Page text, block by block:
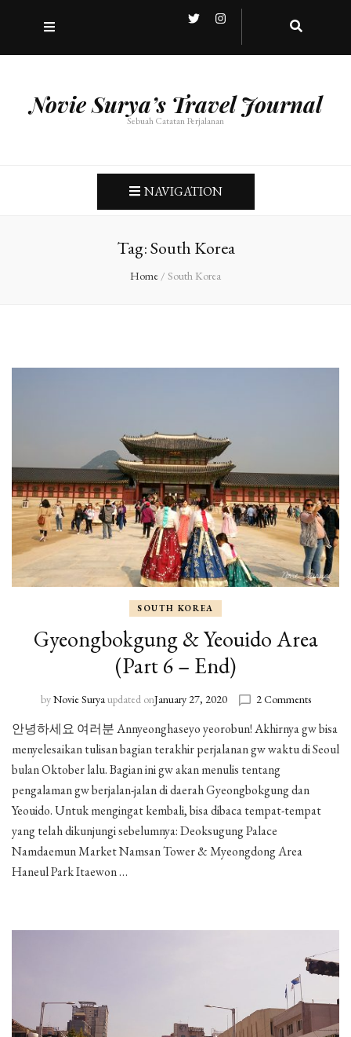
Novie Surya’s Travel Journal
Sebuah Catatan Perjalanan
NAVIGATION
Tag:South Korea
Home / South Korea
SOUTH KOREA
Gyeongbokgung & Yeouido Area
(Part 6 – End)
byNovie Suryaupdated onJanuary 27, 2020 2 Commentson
&
Yeouido
–
안녕하세요 여러분 Annyeonghaseyo yeorobun! Akhirnya gw bisa
menyelesaikan tulisan bagian terakhir perjalanan gw waktu di Seoul
bulan Oktober lalu. Bagian ini gw akan menulis tentang
pengalaman gw berjalan-jalan di daerah Gyeongbokgung dan
Yeouido. Untuk mengingat kembali, bisa dibaca tempat-tempat
yang telah dikunjungi sebelumnya: Deoksugung Palace
Namdaemun Market Namsan Tower & Myeongdong Area
Haneul Park Itaewon …